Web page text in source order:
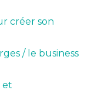
créer son
/ le business
et